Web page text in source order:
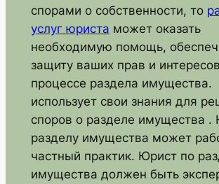
спорами о собственности, то
услуг юриста может оказать
необходимую помощь,
защиту ваших прав и
процессе раздела имущества.
использует свои знания для
споров о разделе имущества .
разделу имущества может
частный практик. Юрист по
имущества должен быть